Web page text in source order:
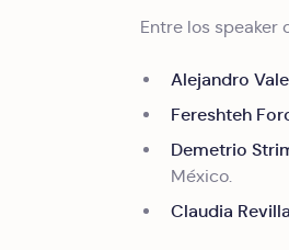
Entre los speaker
Alejandro
Fereshteh
Demetrio
México.
Claudia